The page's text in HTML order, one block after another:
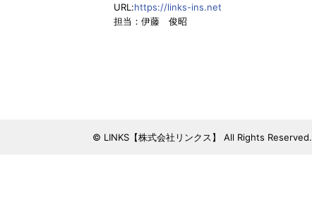
URL:https://links-ins.net
担当：伊藤 俊昭
© LINKS【株式会社リンクス】 All Rights Reserved.